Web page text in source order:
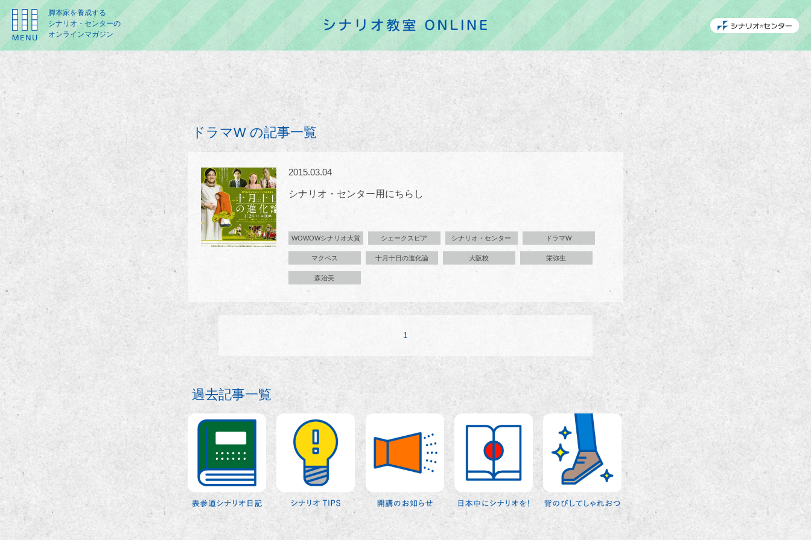
脚本家を養成する
シナリオ・センターの
オンラインマガジン
ドラマW の記事一覧
2015.03.04
シナリオ・センター用にちらし
WOWOWシナリオ大賞 シェークスピア シナリオ・センター ドラマW
マクベス 十月十日の進化論 大阪校 栄弥生
森治美
1
過去記事一覧